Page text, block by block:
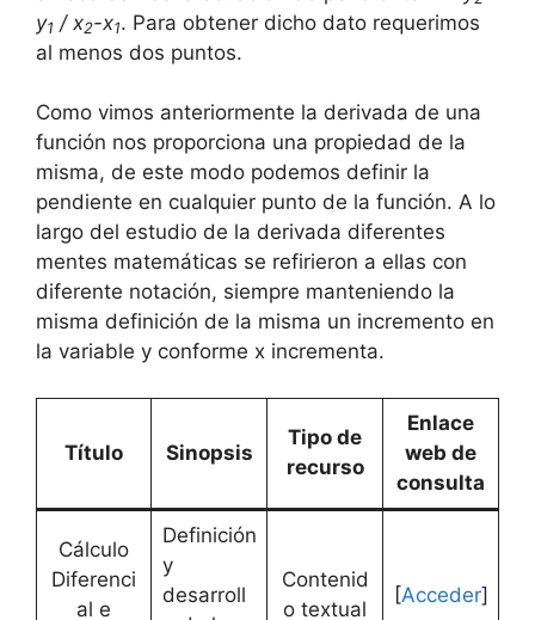
y1 / x2-x1. Para obtener dicho dato requerimos
al menos dos puntos.
Como vimos anteriormente la derivada de una
función nos proporciona una propiedad de la
misma, de este modo podemos definir la
pendiente en cualquier punto de la función. A lo
largo del estudio de la derivada diferentes
mentes matemáticas se refirieron a ellas con
diferente notación, siempre manteniendo la
misma definición de la misma un incremento en
la variable y conforme x incrementa.
Título Sinopsis
Tipo de
recurso
Enlace
web de
consulta
Cálculo
Diferenci
al e
Definición
y
desarroll
Contenid
o textual
[Acceder]